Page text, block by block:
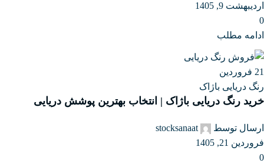
اردیبهشت 9, 1405
0
ادامه مطلب
21 فروردین
رنگ دریایی باژاک
خرید رنگ دریایی باژاک | انتخاب بهترین پوشش دریایی
ارسال توسط
stocksanaat
فروردین 21, 1405
0